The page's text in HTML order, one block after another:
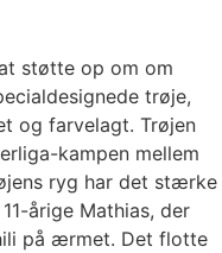
støtte op om om
trøje,
og farvelagt. Trøjen
kampen mellem
ryg har det stærke
årige Mathias, der
på ærmet. Det flotte